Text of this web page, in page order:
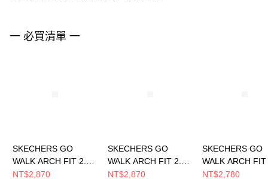
一 必買清單 一
SKECHERS GO
WALK ARCH FIT 2.0
男 健走鞋
NT$2,870
SKECHERS GO
WALK ARCH FIT 2.0
男 健走鞋 216816BBK
NT$2,870
SKECHERS GO
WALK ARCH
女 健走鞋
NT$2,780